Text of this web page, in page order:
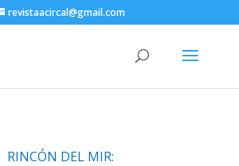
revistaacircal@gmail.com
RINCÓN DEL MIR: